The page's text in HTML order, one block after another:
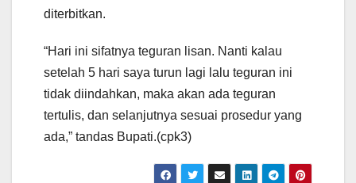
diterbitkan.
“Hari ini sifatnya teguran lisan. Nanti kalau
setelah 5 hari saya turun lagi lalu teguran ini
tidak diindahkan, maka akan ada teguran
tertulis, dan selanjutnya sesuai prosedur yang
ada,” tandas Bupati.(cpk3)